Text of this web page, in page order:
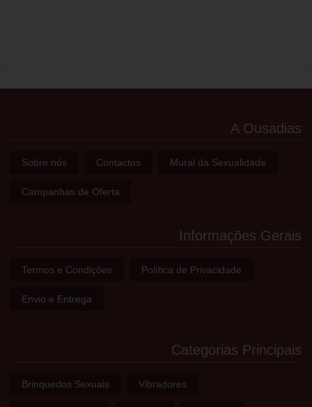
A Ousadias
Sobre nós Contactos Mural da Sexualidade
Campanhas de Oferta
Informações Gerais
Termos e Condições Política de Privacidade
Envio e Entrega
Categorias Principais
Brinquedos Sexuais Vibradores